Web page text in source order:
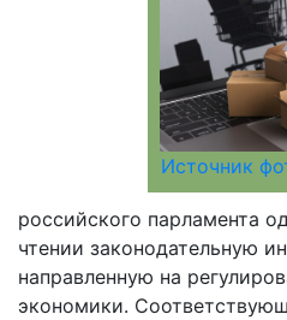
Источник
российского парламента
чтении законодательную
направленную на
экономики.